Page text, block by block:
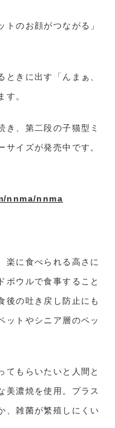
トのお顔がつながる」
ときに出す「んまぁ、
す。
き、第二段の子猫型ミ
サイズが発売中です。
nnma/nnma
楽に食べられる高さに
ボウルで食事すること
後の吐き戻し防止にも
ットやシニア層のペッ
てもらいたいと人間と
美濃焼を使用。プラス
、雑菌が繁殖しにくい